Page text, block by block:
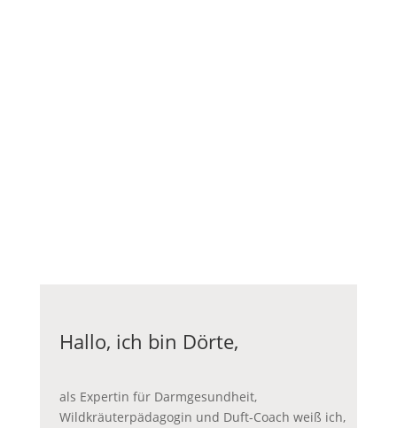
Hallo, ich bin Dörte,
als Expertin für Darmgesundheit,
Wildkräuterpädagogin und Duft-Coach weiß ich,